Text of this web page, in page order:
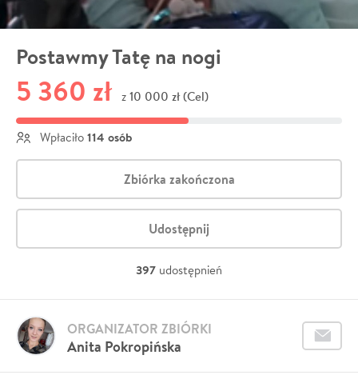
Postawmy Tatę na nogi
5 360 zł z 10 000 zł (Cel)
Wpłaciło 114 osób
Zbiórka zakończona
Udostępnij
397 udostępnień
Anita Pokropińska
ORGANIZATOR ZBIÓRKI